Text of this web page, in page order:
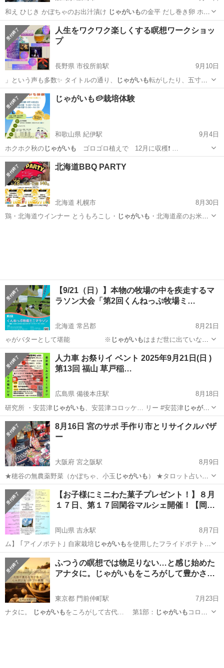
和え ひじき かぼちゃのお出汁漬け じゃがいもの金平 だし巻き卵 ホル
モン炒め チ…
広島 広島市 パーティー コミュニティ
人生をワクワク楽しくする瞑想ワークショッ
プ
長野県 市役所前駅
9月10日
」という声も多数✨ タイトルの通り、
じゃがいも転がしたり、五寸釘
が登場したり、鳴り…
長野 長野市 市役所前駅 ワークショップ
じゃがいも🥔栽培体験
和歌山県 紀伊駅
9月4日
ホクホク秋のじゃがいも ゴロゴロ植えで 12月に収穫❗️ …
和歌山 和歌山市 紀伊駅
北海道BBQ PARTY
北海道 札幌市
8月30日
鶏・北海道ウインナー とうもろこし・ じゃがいも ・北海道産のお米…
【9/21（日）】本物の牧場の中を疾走するマ
ラソン大会「第2回くんねっぷ牧場ミ…
北海道 常呂郡
8月21日
ゃがバターとして堪能 ※ じゃがいもはまだ世に出ていない
新品種をご提供い…
北海道 常呂郡 地域/お祭り マラソン
人力車 お祭りイ ベント 2025年9月21日(日 )
第13回 福山 草戸稲…
広島県 備後本庄駅
8月18日
研究所 ・安芸津じゃがいも 、安芸津コロッケ… リー ⁡#安芸津じゃがい
も #わらび餅 …
広島 福山市 備後本庄駅 地域/お祭り メダカ
8月16日 宮のサポ 手作り市とリサイクルバザ
ー
大阪府 宮之阪駅
8月9日
★穂谷の無農薬野菜（かぼちゃ、小玉 じゃがいも ） ★タロット占い、
パーソナルカラー…
大阪 枚方市 宮之阪駅 フリーマーケット リユース
【お子様にミニわた菓子プレゼント！】８月
１７日、第１７回閑谷マルシェ開催！【岡…
岡山県 吉永駅
8月7日
ム】 ｢アイノポテト｣ 自家栽培じゃがいもを使用したフライドポテト
【M…
岡山 備前市 吉永駅 地域/お祭り めだか
ふつうの瞑想では物足りない…と感じ始めた
アナタに。じゃがいもをころがして豊かさ…
東京都 門前仲町駅
7月23日
ナタに。
じゃがいも をころがして古代… 第1部： じゃがいも コロコ